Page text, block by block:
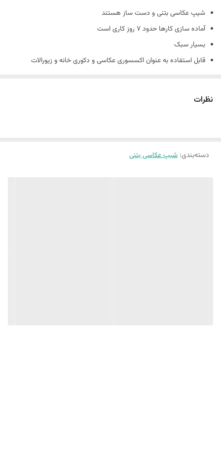
شیپ عکاسی بتنی و دست ساز هستند
آماده سازی کارها حدود 7 روز کاری است
بسیار سبک
قابل استفاده به عنوان اکسسوری عکاسی و دکوری خانه و زیورالات
نظرات
دسته‌بندی: شیپ عکاسی بتنی